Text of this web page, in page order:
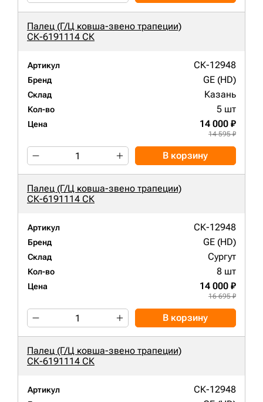
Палец (Г/Ц ковша-звено трапеции)
СК-6191114 СК
Артикул СК-12948
Бренд GE (HD)
Склад Казань
Кол-во 5 шт
Цена 14 000 ₽
14 595 ₽
В корзину
Палец (Г/Ц ковша-звено трапеции)
СК-6191114 СК
Артикул СК-12948
Бренд GE (HD)
Склад Сургут
Кол-во 8 шт
Цена 14 000 ₽
16 695 ₽
В корзину
Палец (Г/Ц ковша-звено трапеции)
СК-6191114 СК
Артикул СК-12948